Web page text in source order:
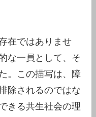
在ではありませ
な一員として、そ
。この描写は、障
除されるのではな
きる共生社会の理